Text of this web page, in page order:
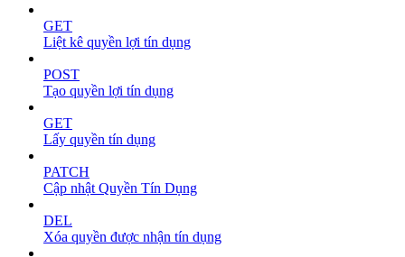
GET
Liệt kê quyền lợi tín dụng
POST
Tạo quyền lợi tín dụng
GET
Lấy quyền tín dụng
PATCH
Cập nhật Quyền Tín Dụng
DEL
Xóa quyền được nhận tín dụng